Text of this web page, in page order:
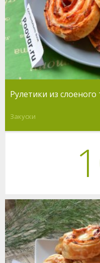
Рулетики из
Закуски